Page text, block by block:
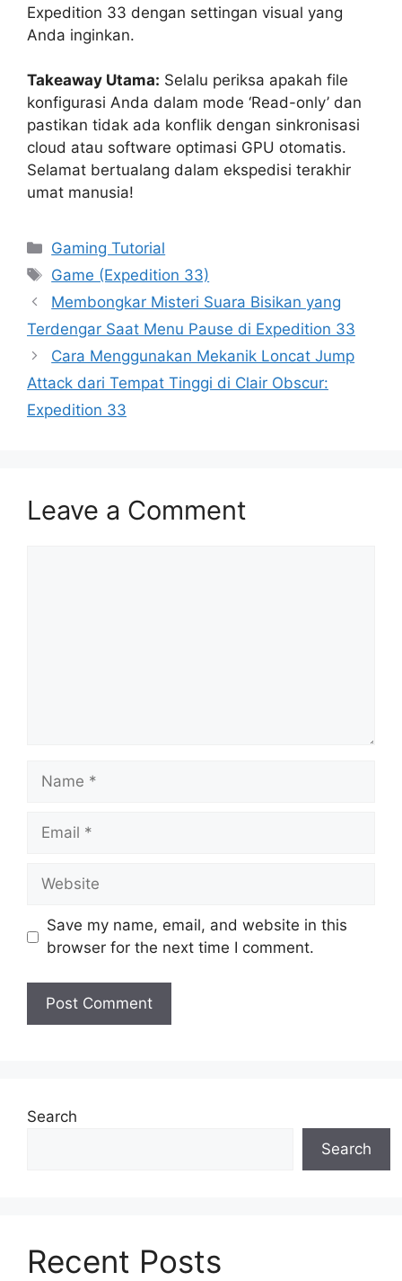
Expedition 33 dengan settingan visual yang
Anda inginkan.
Takeaway Utama: Selalu periksa apakah file
konfigurasi Anda dalam mode ‘Read-only’ dan
pastikan tidak ada konflik dengan sinkronisasi
cloud atau software optimasi GPU otomatis.
Selamat bertualang dalam ekspedisi terakhir
umat manusia!
Categories
Gaming Tutorial
Tags
Game (Expedition 33)
Membongkar Misteri Suara Bisikan yang
Terdengar Saat Menu Pause di Expedition 33
Cara Menggunakan Mekanik Loncat Jump
Attack dari Tempat Tinggi di Clair Obscur:
Expedition 33
Leave a Comment
Name
Email
Website
Save my name, email, and website in this
browser for the next time I comment.
Search
Search
Recent Posts